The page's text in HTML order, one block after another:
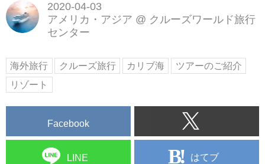
2020-04-03
アメリカ・アジア @ クルーズワールド旅行
センター
海外旅行 クルーズ旅行 カリブ海
ツアーのご紹介
リゾート
Facebook
LINE はてブ